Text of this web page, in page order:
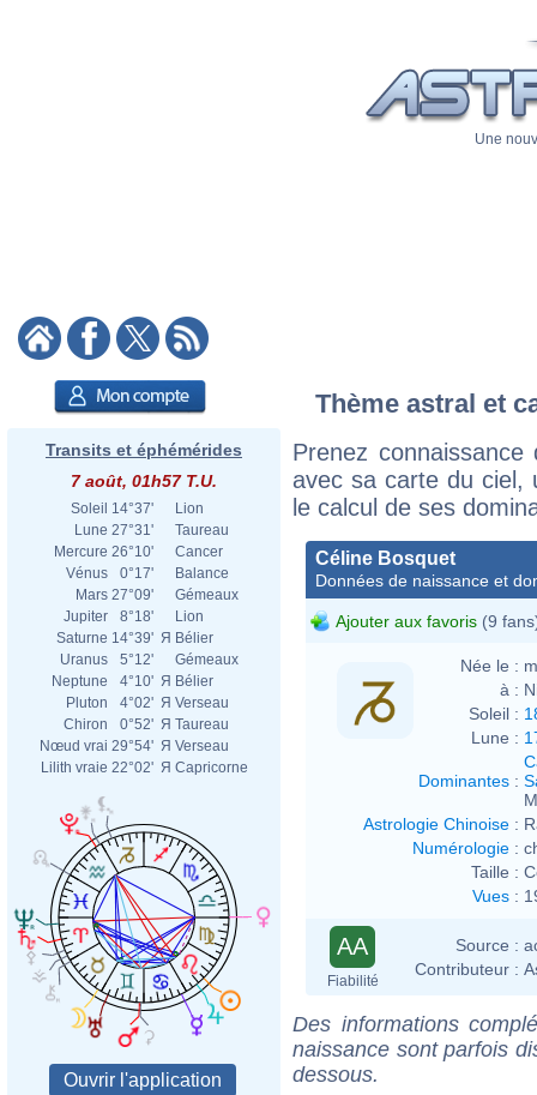
Une
Transits et éphémérides
7 août, 01h57 T.U.
Soleil 14°37'
Lion
Lune 27°31'
Taureau
Mercure 26°10'
Cancer
Vénus
0°17'
Balance
Mars 27°09'
Gémeaux
Jupiter
8°18'
Lion
Saturne 14°39' Я Bélier
Uranus
5°12'
Gémeaux
Neptune
4°10' Я Bélier
Pluton
4°02' Я Verseau
Chiron
0°52' Я Taureau
Nœud vrai 29°54' Я Verseau
Lilith vraie 22°02' Я Capricorne
Thème astral et
Prenez
avec sa carte du ciel,
le calcul de ses
Céline Bosquet
Données de naissance et
Ajouter aux favoris (9
Née le :
à :
Soleil :
Lune :
Dominantes :
Astrologie Chinoise :
Numérologie :
Taille :
Vues :
AA
Fiabilité
Source :
Contributeur :
Des informations
naissance sont parfois
dessous.